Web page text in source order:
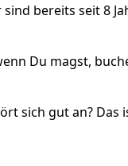
bereits seit 8
Du magst,
sich gut an? Das